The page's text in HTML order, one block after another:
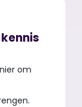
om